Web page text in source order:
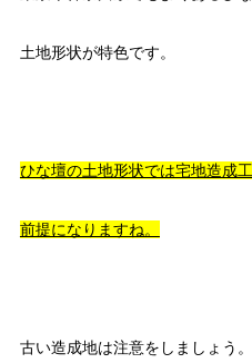
土地形状が特色です。
ひな壇の土地形状では宅地造成
前提になりますね。
古い造成地は注意をしましょう。